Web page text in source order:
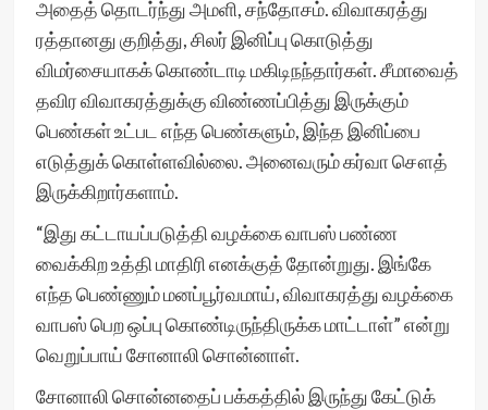
அதைத் தொடர்ந்து அமளி, சந்தோசம். விவாகரத்து
ரத்தானது குறித்து, சிலர் இனிப்பு கொடுத்து
விமர்சையாகக் கொண்டாடி மகிடிநந்தார்கள். சீமாவைத்
தவிர விவாகரத்துக்கு விண்ணப்பித்து இருக்கும்
பெண்கள் உட்பட எந்த பெண்களும், இந்த இனிப்பை
எடுத்துக் கொள்ளவில்லை. அனைவரும் கர்வா சௌத்
இருக்கிறார்களாம்.
“இது கட்டாயப்படுத்தி வழக்கை வாபஸ் பண்ண
வைக்கிற உத்தி மாதிரி எனக்குத் தோன்றுது. இங்கே
எந்த பெண்ணும் மனப்பூர்வமாய், விவாகரத்து வழக்கை
வாபஸ் பெற ஒப்பு கொண்டிருந்திருக்க மாட்டாள்” என்று
வெறுப்பாய் சோனாலி சொன்னாள்.
சோனாலி சொன்னதைப் பக்கத்தில் இருந்து கேட்டுக்